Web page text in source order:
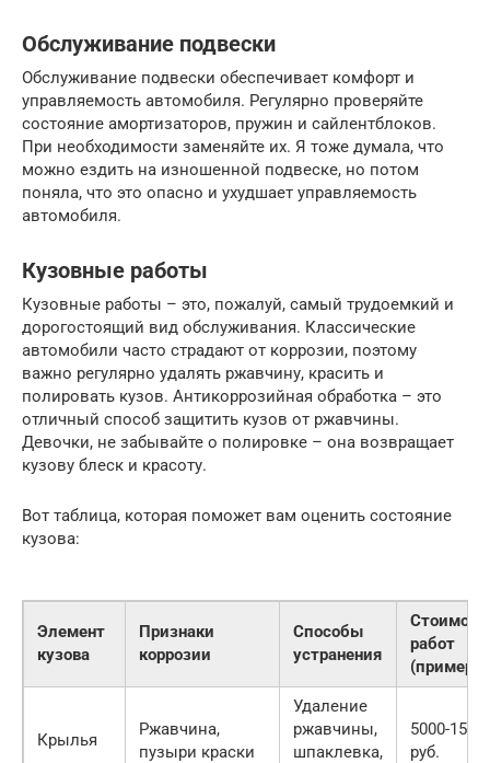
Обслуживание подвески
Обслуживание подвески обеспечивает комфорт и
управляемость автомобиля. Регулярно проверяйте
состояние амортизаторов, пружин и сайлентблоков.
При необходимости заменяйте их. Я тоже думала, что
можно ездить на изношенной подвеске, но потом
поняла, что это опасно и ухудшает управляемость
автомобиля.
Кузовные работы
Кузовные работы – это, пожалуй, самый трудоемкий и
дорогостоящий вид обслуживания. Классические
автомобили часто страдают от коррозии, поэтому
важно регулярно удалять ржавчину, красить и
полировать кузов. Антикоррозийная обработка – это
отличный способ защитить кузов от ржавчины.
Девочки, не забывайте о полировке – она возвращает
кузову блеск и красоту.
Вот таблица, которая поможет вам оценить состояние
кузова:
Элемент
кузова
Признаки
коррозии
Способы
устранения
работ
Крылья
Ржавчина,
пузыри краски
Удаление
ржавчины,
шпаклевка,
5000-
руб.